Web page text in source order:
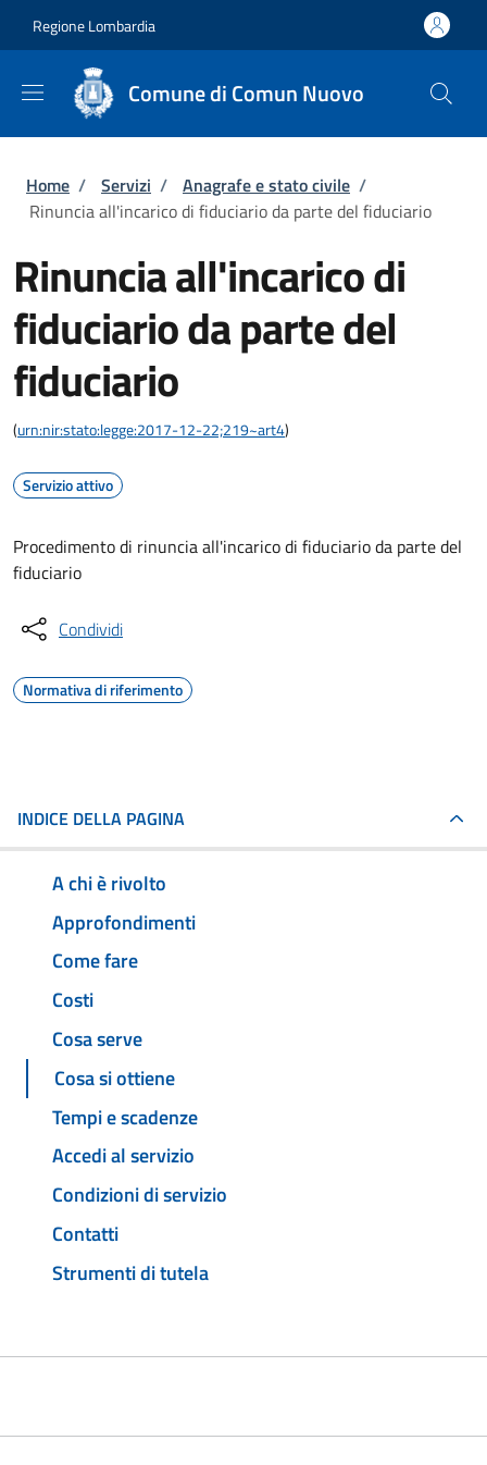
Regione Lombardia
Comune di Comun Nuovo
Briciole di pane
Home / Servizi / Anagrafe e stato civile /
Rinuncia all'incarico di fiduciario da parte del fiduciario
Rinuncia all'incarico di
fiduciario da parte del
fiduciario
(urn:nir:stato:legge:2017-12-22;219~art4)
Servizio attivo
Procedimento di rinuncia all'incarico di fiduciario da parte del
fiduciario
Condividi
Normativa di riferimento
INDICE DELLA PAGINA
A chi è rivolto
Approfondimenti
Come fare
Costi
Cosa serve
Cosa si ottiene
Tempi e scadenze
Accedi al servizio
Condizioni di servizio
Contatti
Strumenti di tutela